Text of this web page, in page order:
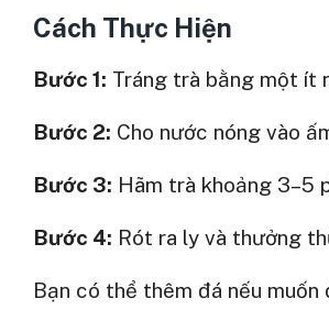
Cách Thực Hiện
Bước 1: Tráng trà bằng một ít
Bước 2: Cho nước nóng vào
Bước 3: Hãm trà khoảng 3–5
Bước 4: Rót ra ly và thưởng
Bạn có thể thêm đá nếu muốn